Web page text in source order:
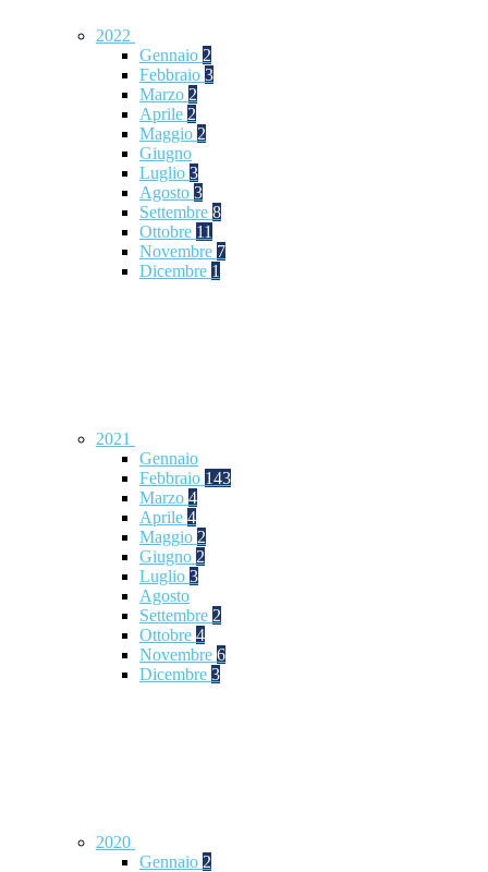
2022
Gennaio 2
Febbraio 3
Marzo 2
Aprile 2
Maggio 2
Giugno
Luglio 3
Agosto 3
Settembre 8
Ottobre 11
Novembre 7
Dicembre 1
2021
Gennaio
Febbraio 143
Marzo 4
Aprile 4
Maggio 2
Giugno 2
Luglio 3
Agosto
Settembre 2
Ottobre 4
Novembre 6
Dicembre 3
2020
Gennaio 2